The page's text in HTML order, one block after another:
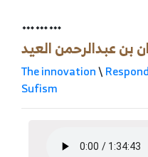
………
بن عبدالرحمن العيد
The innovation\
Sufism